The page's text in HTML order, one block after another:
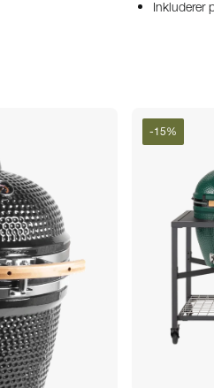
Inkluderer
-15%